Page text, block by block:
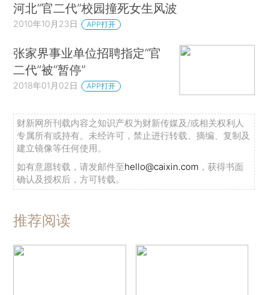
河北“官二代”校园撞死女生风波
2010年10月23日 APP打开
张家界事业单位招聘指定“官
二代”被“暂停”
2018年01月02日 APP打开
财新网所刊载内容之知识产权为财新传媒及/或相关权利人
专属所有或持有。未经许可，禁止进行转载、摘编、复制及
建立镜像等任何使用。
如有意愿转载，请发邮件至hello@caixin.com ，获得书面
确认及授权后，方可转载。
推荐阅读